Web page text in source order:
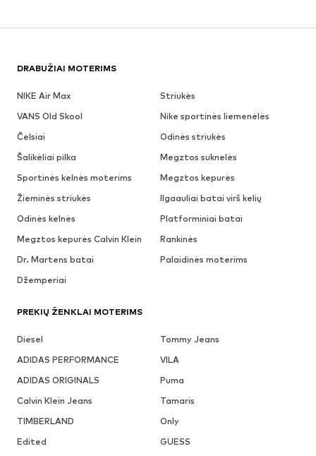
DRABUŽIAI MOTERIMS
NIKE Air Max
Striukės
VANS Old Skool
Nike sportinės liemenėlės
Čelsiai
Odinės striukės
Šalikėliai pilka
Megztos suknelės
Sportinės kelnės moterims
Megztos kepurės
Žieminės striukės
Ilgaauliai batai virš kelių
Odinės kelnės
Platforminiai batai
Megztos kepurės Calvin Klein
Rankinės
Dr. Martens batai
Palaidinės moterims
Džemperiai
PREKIŲ ŽENKLAI MOTERIMS
Diesel
Tommy Jeans
ADIDAS PERFORMANCE
VILA
ADIDAS ORIGINALS
Puma
Calvin Klein Jeans
Tamaris
TIMBERLAND
Only
Edited
GUESS